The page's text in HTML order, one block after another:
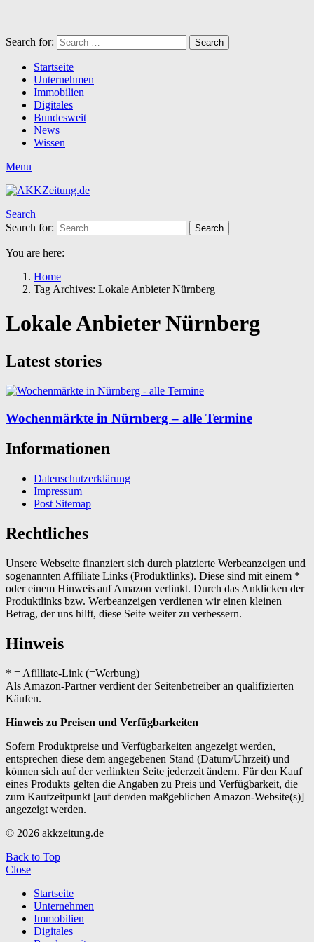
Search for: Search
Startseite
Unternehmen
Immobilien
Digitales
Bundesweit
News
Wissen
Menu
Search
Search for:
Search
You are here:
Home
Tag Archives: Lokale Anbieter Nürnberg
Lokale Anbieter Nürnberg
Latest stories
Wochenmärkte in Nürnberg – alle Termine
Informationen
Datenschutzerklärung
Impressum
Post Sitemap
Rechtliches
Unsere Webseite finanziert sich durch platzierte Werbeanzeigen und
sogenannten Affiliate Links (Produktlinks). Diese sind mit einem *
oder einem Hinweis auf Amazon verlinkt. Durch das Anklicken der
Produktlinks bzw. Werbeanzeigen verdienen wir einen kleinen
Betrag, der uns hilft, diese Seite weiter zu verbessern.
Hinweis
* = Afilliate-Link (=Werbung)
Als Amazon-Partner verdient der Seitenbetreiber an qualifizierten
Käufen.
Hinweis zu Preisen und Verfügbarkeiten
Sofern Produktpreise und Verfügbarkeiten angezeigt werden,
entsprechen diese dem angegebenen Stand (Datum/Uhrzeit) und
können sich auf der verlinkten Seite jederzeit ändern. Für den Kauf
eines Produkts gelten die Angaben zu Preis und Verfügbarkeit, die
zum Kaufzeitpunkt [auf der/den maßgeblichen Amazon-Website(s)]
angezeigt werden.
© 2026 akkzeitung.de
Back to Top
Close
Startseite
Unternehmen
Immobilien
Digitales